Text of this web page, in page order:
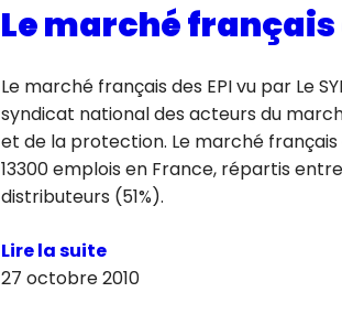
Le marché français
Le marché français des EPI vu par Le
syndicat national des acteurs du
et de la protection. Le marché français
13300 emplois en France, répartis
distributeurs (51%).
Lire la suite
27 octobre 2010